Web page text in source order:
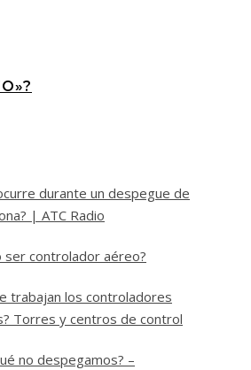
durante un despegue de
| ATC Radio
ser controlador aéreo?
trabajan los controladores
Torres y centros de control
no despegamos? –